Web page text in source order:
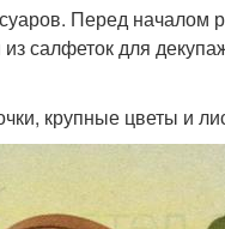
Перед началом
салфеток для
крупные цветы и